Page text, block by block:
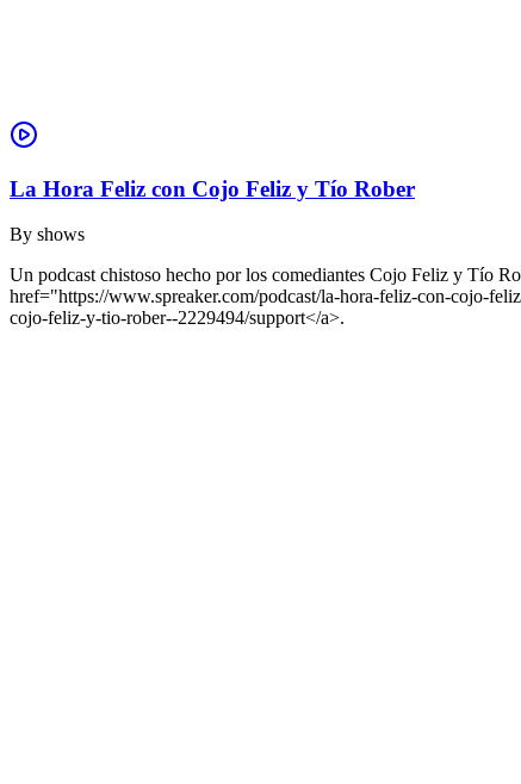
La Hora Feliz con Cojo Feliz y Tío Rober
By shows
Un podcast chistoso hecho por los comediantes Cojo Feliz y Tío
href="https://www.spreaker.com/podcast/la-hora-feliz-con-cojo-
cojo-feliz-y-tio-rober--2229494/support</a>.